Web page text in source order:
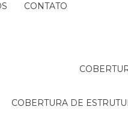
CONTATO
COBERTURA DE